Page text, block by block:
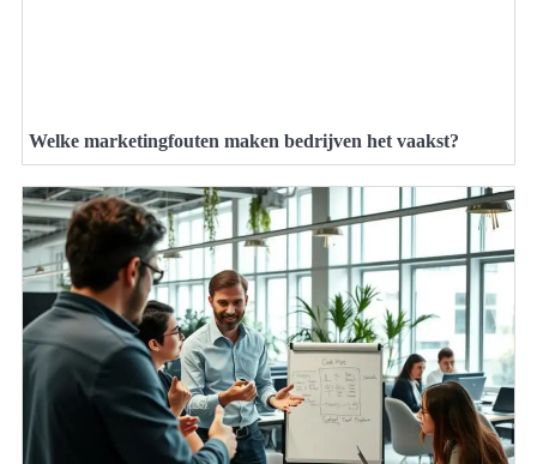
Welke marketingfouten maken bedrijven het vaakst?